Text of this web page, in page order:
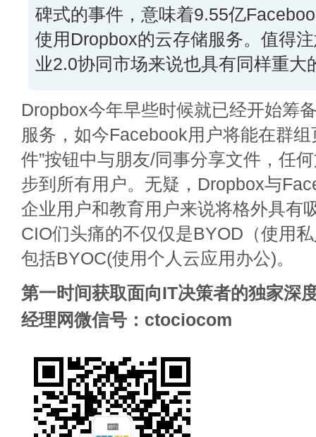
碑式的事件，意味着9.55亿
使用Dropbox的云存储服务。值得
业2.0协同市场来说也具有同样重大
Dropbox今年早些时候就已经开始筹
服务，如今Facebook用户将能在群组
件”按钮中与朋友/同事分享文件，任
步到所有用户。无疑，Dropbox与
企业用户和教育用户来说将格外具有
CIO们头痛的不仅仅是BYOD（使用
包括BYOC(使用个人云应用办公)。
第一时间获取面向IT决策者的独家深
经理网微信号：ctociocom